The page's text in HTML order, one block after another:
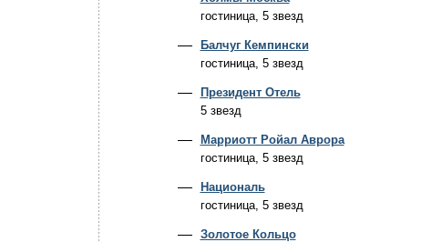
гостиница, 5 звезд
Балчуг Кемпински
гостиница, 5 звезд
Президент Отель
5 звезд
Марриотт Ройал Аврора
гостиница, 5 звезд
Националь
гостиница, 5 звезд
Золотое Кольцо